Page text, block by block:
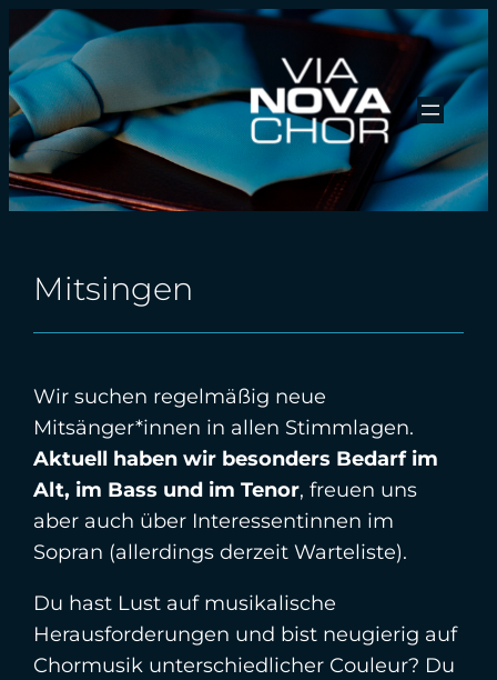
Zum
Inhalt
springen
Mitsingen
Wir suchen regelmäßig neue
Mitsänger*innen in allen Stimmlagen.
Aktuell haben wir besonders Bedarf im
Alt, im Bass und im Tenor, freuen uns
aber auch über Interessentinnen im
Sopran (allerdings derzeit Warteliste).
Du hast Lust auf musikalische
Herausforderungen und bist neugierig auf
Chormusik unterschiedlicher Couleur? Du